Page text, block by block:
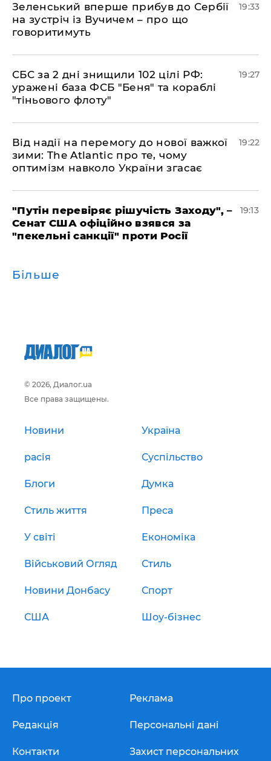
​Зеленський вперше прибув до Сербії
на зустріч із Вучичем – про що
говоритимуть
19:33
​СБС за 2 дні знищили 102 цілі РФ:
уражені база ФСБ "Беня" та кораблі
"тіньового флоту"
19:27
​Від надії на перемогу до нової важкої
зими: The Atlantic про те, чому
оптимізм навколо України згасає
19:22
​"Путін перевіряє рішучість Заходу", –
Сенат США офіційно взявся за
"пекельні санкції" проти Росії
19:13
Більше
© 2026, Диалог.ua
Все права защищены.
Новини Україна
расія Суспільство
Блоги Думка
Стиль життя Преса
У світі Економіка
Військовий Огляд Стиль
Новини Донбасу Спорт
США Шоу-бізнес
Про проект
Редакція
Контакти
Реклама
Персональні дані
Захист персональних